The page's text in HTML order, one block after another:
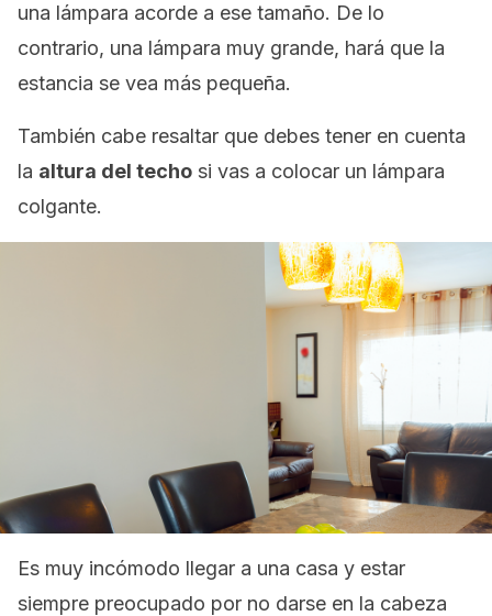
una lámpara acorde a ese tamaño. De lo
contrario, una lámpara muy grande, hará que la
estancia se vea más pequeña.
También cabe resaltar que debes tener en cuenta
la altura del techo si vas a colocar un lámpara
colgante.
Es muy incómodo llegar a una casa y estar
siempre preocupado por no darse en la cabeza